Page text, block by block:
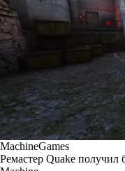
MachineGames
Ремастер Quake получил